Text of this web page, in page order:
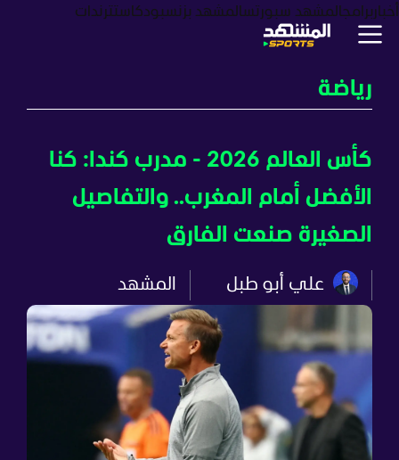
أخبار برامجالمشهد سبورتسالمشهد بزنسبودكاستترندات
رياضة
كأس العالم 2026 - مدرب كندا: كنا
الأفضل أمام المغرب.. والتفاصيل
الصغيرة صنعت الفارق
علي أبو طبل المشهد